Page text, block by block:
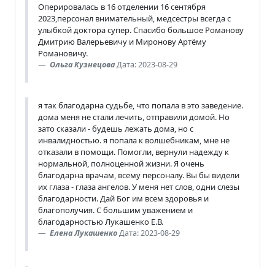
Оперировалась в 16 отделении 16 сентября
2023,персонал внимательный, медсестры всегда с
улыбкой доктора супер. Спасибо большое Романову
Дмитрию Валерьевичу и Миронову Артёму
Романовичу.
Ольга КузнецоваДата: 2023-08-29
я так благодарна судьбе, что попала в это заведение.
дома меня не стали лечить, отправили домой. Но
зато сказали - будешь лежать дома, но с
инвалидностью. я попала к волшебникам, мне не
отказали в помощи. Помогли, вернули надежду к
нормальной, полноценной жизни. Я очень
благодарна врачам, всему персоналу. Вы бы видели
их глаза - глаза ангелов. У меня нет слов, одни слезы
благодарности. Дай Бог им всем здоровья и
благополучия. С большим уважением и
благодарностью Лукашенко Е.В.
Елена ЛукашенкоДата: 2023-08-29